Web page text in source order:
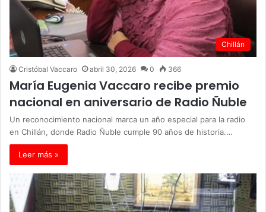
Chillán
Cristóbal Vaccaro abril 30, 2026 0 366
María Eugenia Vaccaro recibe premio
nacional en aniversario de Radio Ñuble
Un reconocimiento nacional marca un año especial para la radio
en Chillán, donde Radio Ñuble cumple 90 años de historia.…
Leer más »